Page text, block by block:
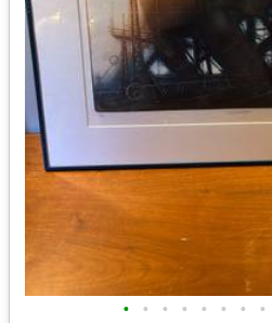
• • • • • • • •